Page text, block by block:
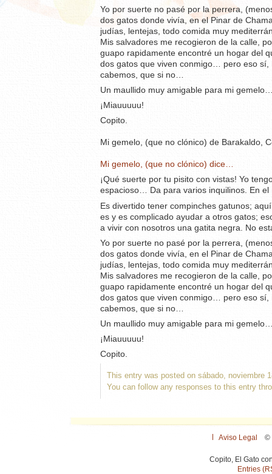
Yo por suerte no pasé por la perrera,
dos gatos donde vivía, en el Pinar de
judías, lentejas, todo comida muy
Mis salvadores me recogieron de la calle,
guapo rapidamente encontré un hogar del
dos gatos que viven conmigo… pero eso
cabemos, que si no…
Un maullido muy amigable para mi
¡Miauuuuu!
Copito.
Mi gemelo, (que no clónico) de Barakaldo,
Mi gemelo, (que no clónico) dice…
¡Qué suerte por tu pisito con vistas! Yo
espacioso… Da para varios inquilinos. En
Es divertido tener compinches gatunos;
es y es complicado ayudar a otros gatos;
a vivir con nosotros una gatita negra. No
Yo por suerte no pasé por la perrera,
dos gatos donde vivía, en el Pinar de
judías, lentejas, todo comida muy
Mis salvadores me recogieron de la calle,
guapo rapidamente encontré un hogar del
dos gatos que viven conmigo… pero eso
cabemos, que si no…
Un maullido muy amigable para mi
¡Miauuuuu!
Copito.
This entry was posted on sábado, noviembre
You can follow any responses to this entry
Aviso Legal ©
Copito, El Gato
Entries